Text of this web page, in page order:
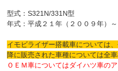
型式：S321N/331N型
年式：平成２１年（２００９年）～
イモビライザー搭載車については
降に販売された車種については全
ＯＥＭ車についてはダイハツ車の